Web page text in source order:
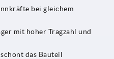
bei gleichem
mit hoher Tragzahl und
das Bauteil